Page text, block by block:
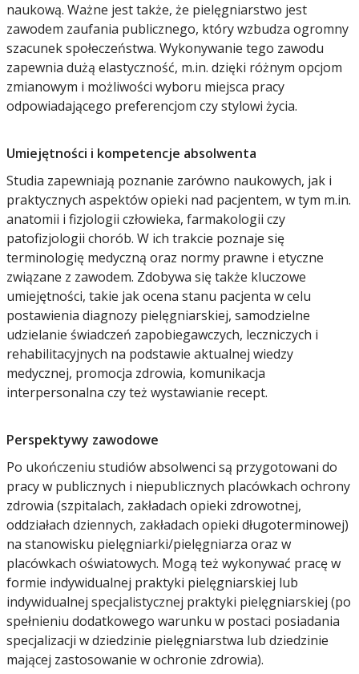
naukową. Ważne jest także, że pielęgniarstwo jest
zawodem zaufania publicznego, który wzbudza ogromny
szacunek społeczeństwa. Wykonywanie tego zawodu
zapewnia dużą elastyczność, m.in. dzięki różnym opcjom
zmianowym i możliwości wyboru miejsca pracy
odpowiadającego preferencjom czy stylowi życia.
Umiejętności i kompetencje absolwenta
Studia zapewniają poznanie zarówno naukowych, jak i
praktycznych aspektów opieki nad pacjentem, w tym m.in.
anatomii i fizjologii człowieka, farmakologii czy
patofizjologii chorób. W ich trakcie poznaje się
terminologię medyczną oraz normy prawne i etyczne
związane z zawodem. Zdobywa się także kluczowe
umiejętności, takie jak ocena stanu pacjenta w celu
postawienia diagnozy pielęgniarskiej, samodzielne
udzielanie świadczeń zapobiegawczych, leczniczych i
rehabilitacyjnych na podstawie aktualnej wiedzy
medycznej, promocja zdrowia, komunikacja
interpersonalna czy też wystawianie recept.
Perspektywy zawodowe
Po ukończeniu studiów absolwenci są przygotowani do
pracy w publicznych i niepublicznych placówkach ochrony
zdrowia (szpitalach, zakładach opieki zdrowotnej,
oddziałach dziennych, zakładach opieki długoterminowej)
na stanowisku pielęgniarki/pielęgniarza oraz w
placówkach oświatowych. Mogą też wykonywać pracę w
formie indywidualnej praktyki pielęgniarskiej lub
indywidualnej specjalistycznej praktyki pielęgniarskiej (po
spełnieniu dodatkowego warunku w postaci posiadania
specjalizacji w dziedzinie pielęgniarstwa lub dziedzinie
mającej zastosowanie w ochronie zdrowia).